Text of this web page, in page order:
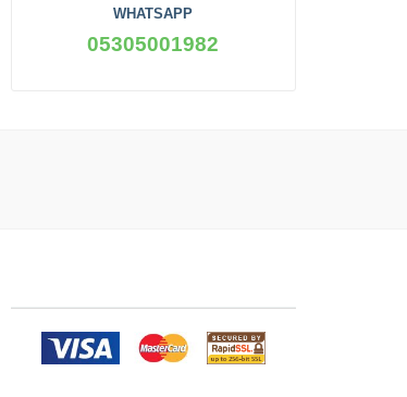
WHATSAPP
05305001982